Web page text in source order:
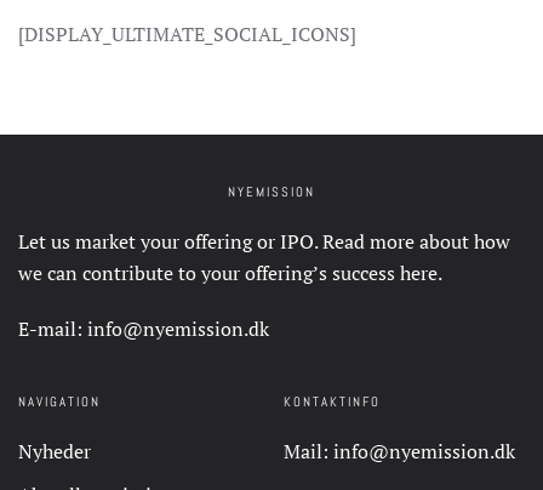
[DISPLAY_ULTIMATE_SOCIAL_ICONS]
NYEMISSION
Let us market your offering or IPO. Read more about how
we can contribute to your offering’s success here.
E-mail: info@nyemission.dk
NAVIGATION
Nyheder
KONTAKTINFO
Mail: info@nyemission.dk